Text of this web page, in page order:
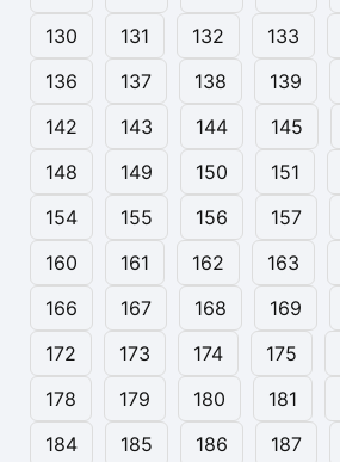
130
131 132 133
136
137 138 139
142
143 144 145
148
149 150 151
154
155 156 157
160
161 162 163
166
167 168 169
172
173 174 175
178
179 180 181
184
185 186 187